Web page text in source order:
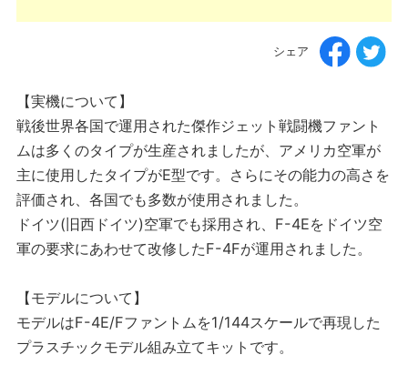
シェア
【実機について】
戦後世界各国で運用された傑作ジェット戦闘機ファント
ムは多くのタイプが生産されましたが、アメリカ空軍が
主に使用したタイプがE型です。さらにその能力の高さを
評価され、各国でも多数が使用されました。
ドイツ(旧西ドイツ)空軍でも採用され、F-4Eをドイツ空
軍の要求にあわせて改修したF-4Fが運用されました。
【モデルについて】
モデルはF-4E/Fファントムを1/144スケールで再現した
プラスチックモデル組み立てキットです。